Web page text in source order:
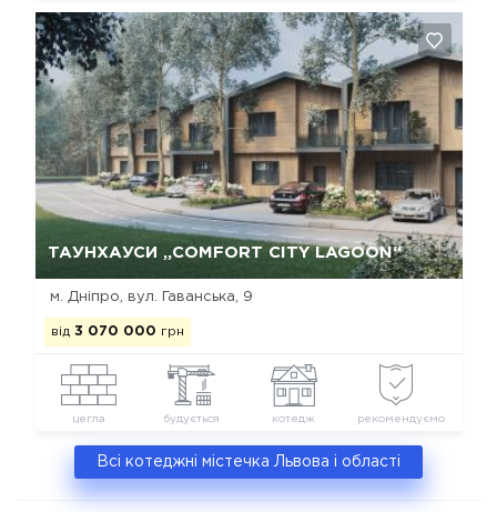
ТАУНХАУСИ „COMFORT CITY LAGOON“
м. Дніпро, вул. Гаванська, 9
від 3 070 000 грн
цегла будується котедж рекомендуємо
Так, видалити
Всі котеджні містечка Львова і області